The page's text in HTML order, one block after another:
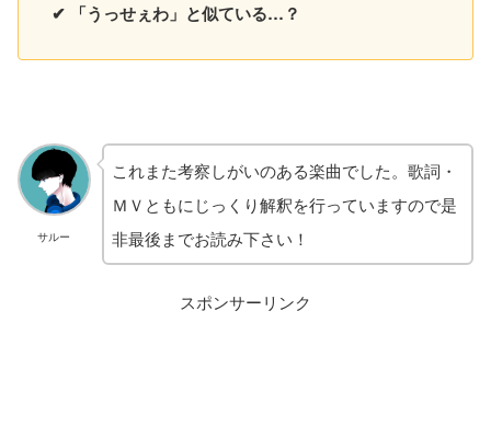
✔ 「うっせぇわ」と似ている…？
サルー
これまた考察しがいのある楽曲でした。歌詞・
ＭＶともにじっくり解釈を行っていますので是
非最後までお読み下さい！
スポンサーリンク